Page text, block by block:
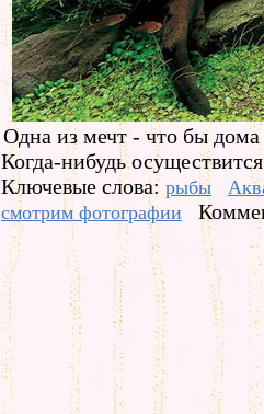
Одна из мечт - что бы
Когда-нибудь
Ключевые слова: рыбы
смотрим фотографии